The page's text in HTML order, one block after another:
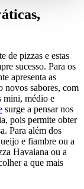
de pizzas e estas
sucesso. Para os
apresenta as
novos sabores, com
mini, médio e
surge a pensar nos
pois permite obter
Para além dos
e fiambre ou a
Havaiana ou a
a que mais